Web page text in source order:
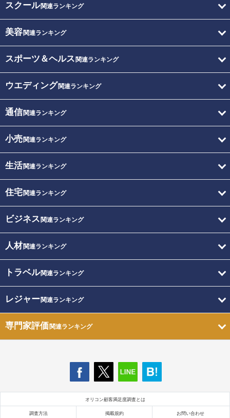
スクール関連ランキング
美容関連ランキング
スポーツ＆ヘルス 関連ランキング
ウエディング関連ランキング
通信関連ランキング
小売関連ランキング
生活関連ランキング
住宅関連ランキング
ビジネス 関連ランキング
人材関連ランキング
トラベル関連ランキング
レジャー関連ランキング
専門家評価関連ランキング
オリコン顧客満足度調査とは
調査方法 掲載規約 お問い合わせ